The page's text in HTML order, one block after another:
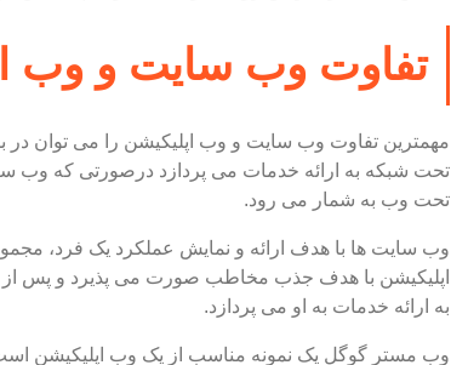
تفاوت وب سایت و وب
مهمترین تفاوت وب سایت و وب اپلیکیشن را می توان در
تحت شبکه به ارائه خدمات می پردازد درصورتی که وب
تحت وب به شمار می رود.
وب سایت ها با هدف ارائه و نمایش عملکرد یک فرد،
اپلیکیشن با هدف جذب مخاطب صورت می پذیرد و پس
به ارائه خدمات به او می پردازد.
وب مستر گوگل یک نمونه مناسب از یک وب اپلیکیشن